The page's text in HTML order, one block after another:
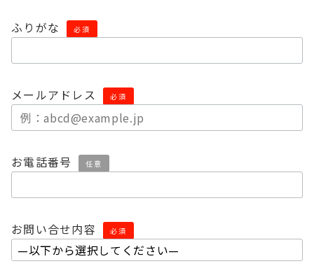
ふりがな 必須
メールアドレス 必須
お電話番号 任意
お問い合せ内容 必須